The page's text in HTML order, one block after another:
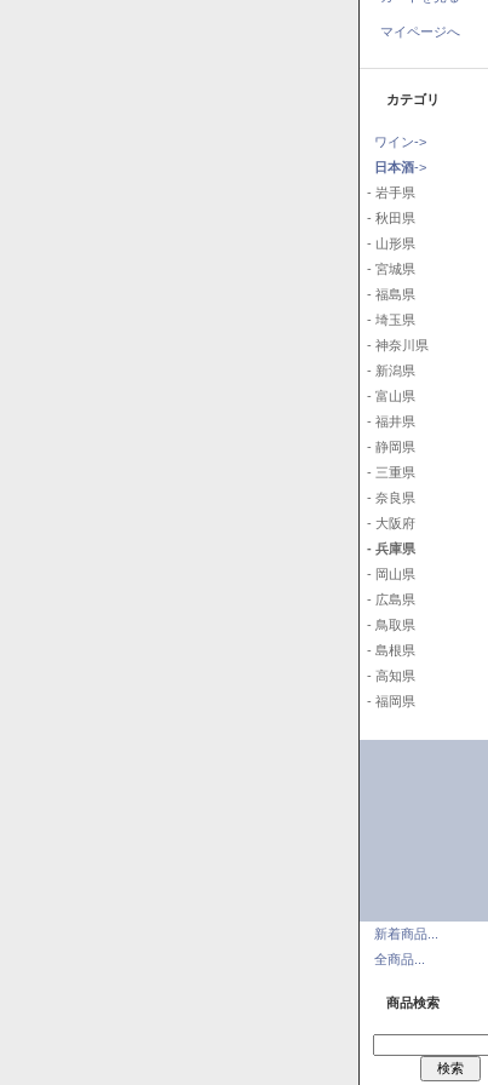
マイページへ
カテゴリ
ワイン->
日本酒->
- 岩手県
- 秋田県
- 山形県
- 宮城県
- 福島県
- 埼玉県
- 神奈川県
- 新潟県
- 富山県
- 福井県
- 静岡県
- 三重県
- 奈良県
- 大阪府
- 兵庫県
- 岡山県
- 広島県
- 鳥取県
- 島根県
- 高知県
- 福岡県
新着商品...
全商品...
商品検索